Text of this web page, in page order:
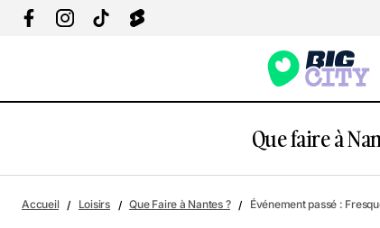
Que faire à
Rendez vous aux Pataugeoires 2026/ 8
édition
Accueil Loisirs Que Faire à Nantes ? Événement passé :